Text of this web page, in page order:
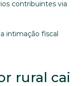
contribuintes via
intimação fiscal
rural cai